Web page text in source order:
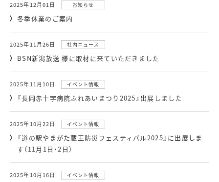
2025年12月01日 お知らせ
冬季休業のご案内
2025年11月26日 社内ニュース
BSN新潟放送 様に取材に来ていただきました
2025年11月10日 イベント情報
『長岡赤十字病院ふれあいまつり2025』出展しました
2025年10月22日 イベント情報
『道の駅やまがた蔵王防災フェスティバル2025』に出展しま
す（11月1日・2日）
2025年10月16日 イベント情報